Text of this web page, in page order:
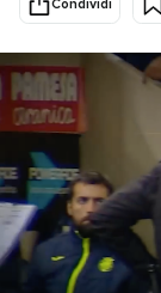
Economia
Sport
PODCAST
NEWSLETTER
Condividi